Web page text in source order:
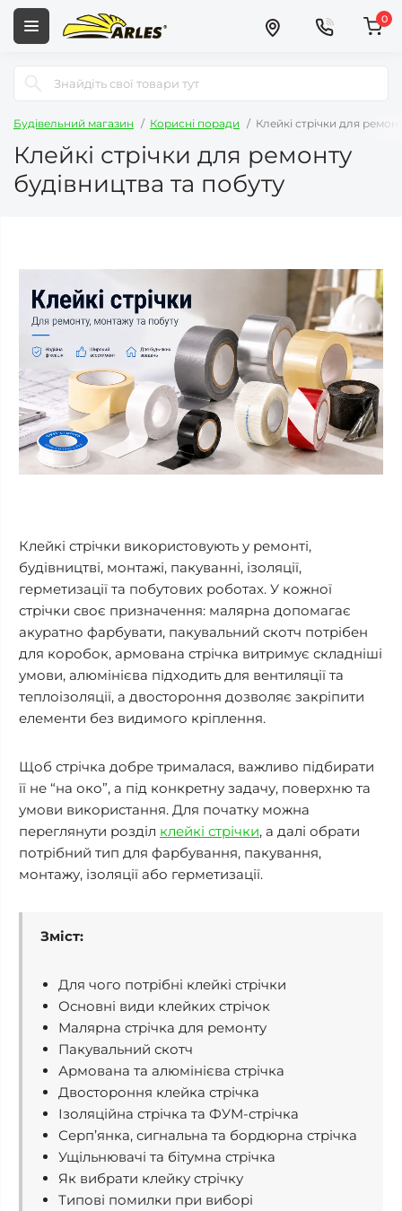
0
Будівельний магазин Корисні поради Клейкі стрічки для
Клейкі стрічки для ремонту
будівництва та побуту
Клейкі стрічки використовують у ремонті,
будівництві, монтажі, пакуванні, ізоляції,
герметизації та побутових роботах. У кожної
стрічки своє призначення: малярна допомагає
акуратно фарбувати, пакувальний скотч потрібен
для коробок, армована стрічка витримує складніші
умови, алюмінієва підходить для вентиляції та
теплоізоляції, а двостороння дозволяє закріпити
елементи без видимого кріплення.
Щоб стрічка добре трималася, важливо підбирати
її не “на око”, а під конкретну задачу, поверхню та
умови використання. Для початку можна
переглянути розділ клейкі стрічки, а далі обрати
потрібний тип для фарбування, пакування,
монтажу, ізоляції або герметизації.
Зміст:
Для чого потрібні клейкі стрічки
Основні види клейких стрічок
Малярна стрічка для ремонту
Пакувальний скотч
Армована та алюмінієва стрічка
Двостороння клейка стрічка
Ізоляційна стрічка та ФУМ-стрічка
Серп’янка, сигнальна та бордюрна стрічка
Ущільнювачі та бітумна стрічка
Як вибрати клейку стрічку
Типові помилки при виборі